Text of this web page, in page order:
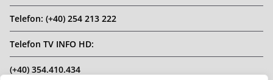
Telefon: (+40) 254 213 222
Telefon TV INFO HD:
(+40) 354.410.434